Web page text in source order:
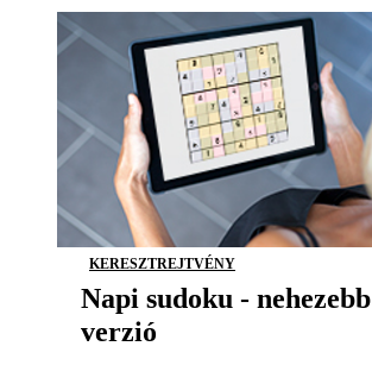
KERESZTREJTVÉNY
Napi sudoku - nehezebb
verzió